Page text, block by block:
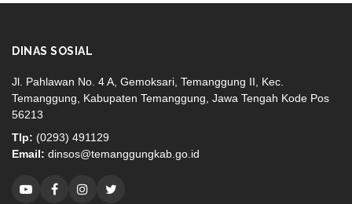
DINAS SOSIAL
Jl. Pahlawan No. 4 A, Gemoksari, Temanggung II, Kec.
Temanggung, Kabupaten Temanggung, Jawa Tengah Kode Pos
56213
Tlp: (0293) 491129
Email: dinsos@temanggungkab.go.id